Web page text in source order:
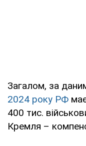
Загалом, за
2024 року РФ
400 тис.
Кремля –